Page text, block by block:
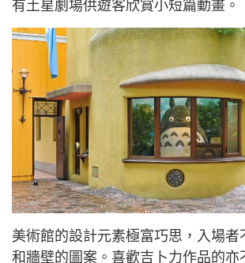
有土星劇場供遊客欣賞小短篇動畫。
美術館的設計元素極富巧思，入場者
和牆壁的圖案。喜歡吉卜力作品的亦